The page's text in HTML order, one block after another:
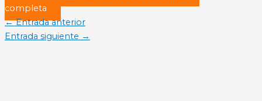
completa
←Entrada anterior
Entrada siguiente →